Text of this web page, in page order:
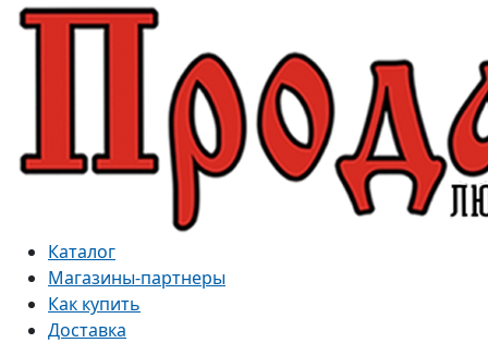
Каталог
Магазины-партнеры
Как купить
Доставка